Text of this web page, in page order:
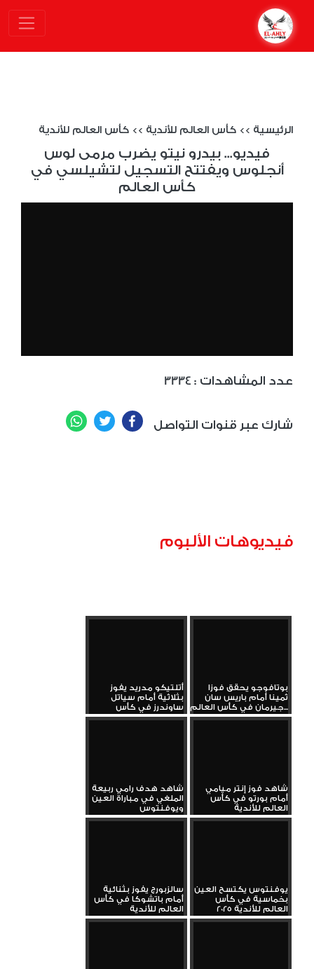
الرئيسية >> كأس العالم للأندية >> كأس العالم للأندية
فيديو... بيدرو نيتو يضرب مرمى لوس
أنجلوس ويفتتح التسجيل لتشيلسي في
كأس العالم
3334 : عدد المشاهدات
شارك عبر قنوات التواصل Facebook
Twitter
فيديوهات الألبوم
بوتافوجو يحقق فوزا
ثمينا أمام باريس سان
جيرمان في كأس العالم...
أتلتيكو مدريد يفوز
بثلاثية أمام سياتل
ساوندرز في كأس
العالم...
شاهد فوز إنتر ميامي
أمام بورتو في كأس
العالم للأندية
شاهد هدف رامي ربيعة
الملغي في مباراة العين
ويوفنتوس
يوفنتوس يكتسح العين
بخماسية في كأس
العالم للأندية 2025
سالزبورج يفوز بثنائية
أمام باتشوكا في كأس
العالم للأندية